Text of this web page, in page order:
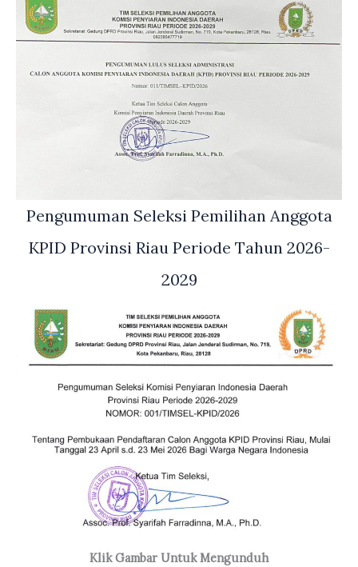
Pengumuman Seleksi Pemilihan Anggota
KPID Provinsi Riau Periode Tahun 2026-
2029
Klik Gambar Untuk Mengunduh